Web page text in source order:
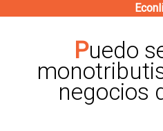
contenido
principal
Puedo ser sigue
negocios